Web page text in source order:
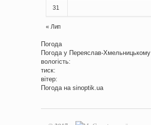
31
« Лип
Погода
Погода у Переяслав-Хмельницькому
вологість:
тиск:
вітер:
Погода на sinoptik.ua